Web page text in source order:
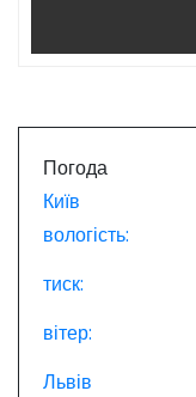
с
в
Погода
Київ
вологість:
тиск:
вітер:
Львів